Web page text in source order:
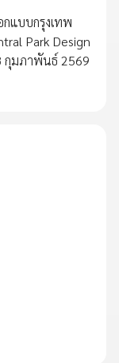
กแบบกรุงเทพ
Park Design
กุมภาพันธ์ 2569